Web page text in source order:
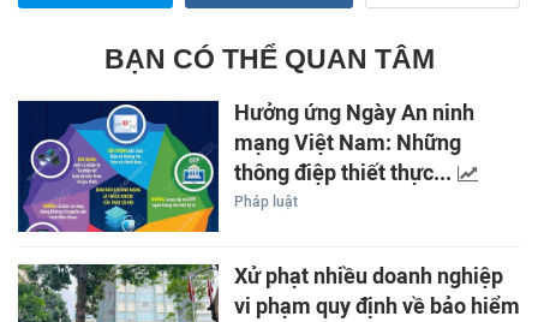
BẠN CÓ THỂ QUAN TÂM
Hưởng ứng Ngày An ninh
mạng Việt Nam: Những
thông điệp thiết thực...
Pháp luật
Xử phạt nhiều doanh nghiệp
vi phạm quy định về bảo hiểm